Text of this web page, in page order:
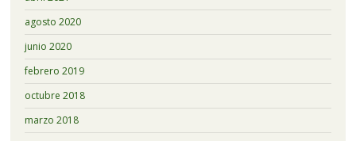
agosto 2020
junio 2020
febrero 2019
octubre 2018
marzo 2018